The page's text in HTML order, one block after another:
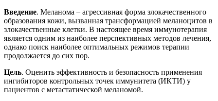
Введение. Меланома – агрессивная форма злокачественного
образования кожи, вызванная трансформацией меланоцитов в
злокачественные клетки. В настоящее время иммунотерапия
является одним из наиболее перспективных методов лечения,
однако поиск наиболее оптимальных режимов терапии
продолжается до сих пор.
Цель. Оценить эффективность и безопасность применения
ингибиторов контрольных точек иммунитета (ИКТИ) у
пациентов с метастатической меланомой.